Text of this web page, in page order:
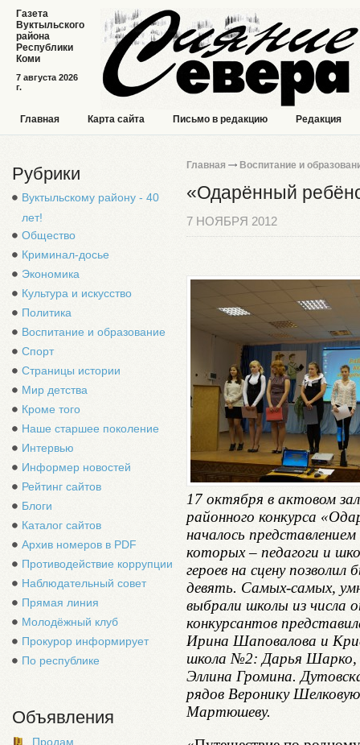
7 августа 2026
г.
Газета
Вуктыльского
района
Республики
Коми
Главная Карта сайта Письмо в редакцию Редакция
Рубрики
Вуктыльскому району - 40
лет!
Общество
Криминал-досье
Экономика
Культура и искусство
Политика
Воспитание и образование
Спорт
Страницы истории
Мир детства
Кроме того
Наше старшее поколение
Интервью
Информер новостей
Рейтинг сайтов
Блоги
Каталог сайтов
Архив номеров в PDF
Противодействие коррупции
Наблюдательный совет
Прямая линия
Молодёжный клуб
Прокурор информирует
По республике
Объявления
Продам
Главная Воспитание и
«Одарённый
7 НОЯБРЯ 2012
17 октября в актовом
районного конкурса
началось
которых – педагоги и
героев на сцену
девять. Самых-самых,
выбрали школы из числа
конкурсантов
Ирина Шаповалова и
школа №2: Дарья Шарко,
Эллина Громина.
рядов Веронику
Мартюшеву.